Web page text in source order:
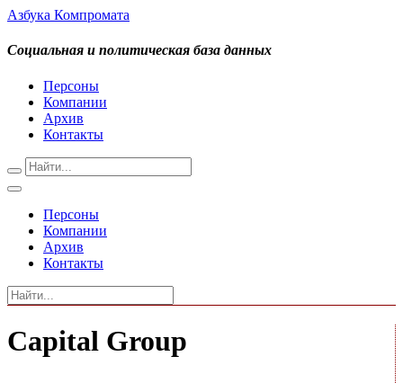
Азбука Компромата
Социальная и политическая база данных
Персоны
Компании
Архив
Контакты
Персоны
Компании
Архив
Контакты
Capital Group